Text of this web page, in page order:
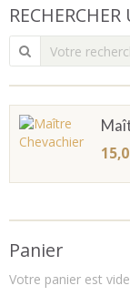
Panier
Votre panier est vide